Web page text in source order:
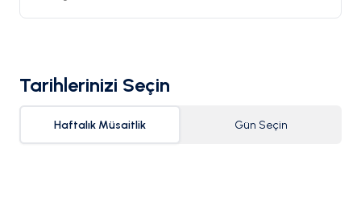
Tarihlerinizi Seçin
Haftalık Müsaitlik Gün Seçin